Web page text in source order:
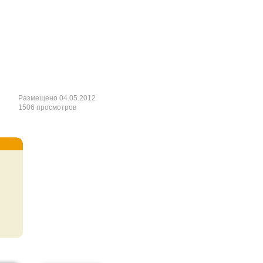
Размещено 04.05.2012
1506 просмотров